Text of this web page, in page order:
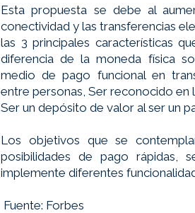
Esta propuesta se debe al
conectividad y las transferencias
las 3 principales características
diferencia de la moneda física
medio de pago funcional en
entre personas, Ser reconocido
Ser un depósito de valor al ser un
Los objetivos que se
posibilidades de pago rápidas,
implemente diferentes
Fuente: Forbes